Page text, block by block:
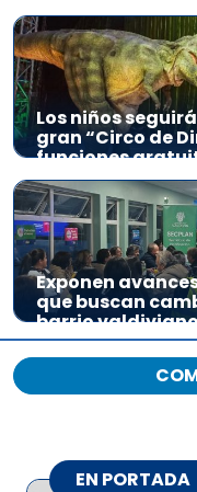
Los niños
gran “Circo de
funciones
Exponen
que buscan
barrio
EN PORTADA